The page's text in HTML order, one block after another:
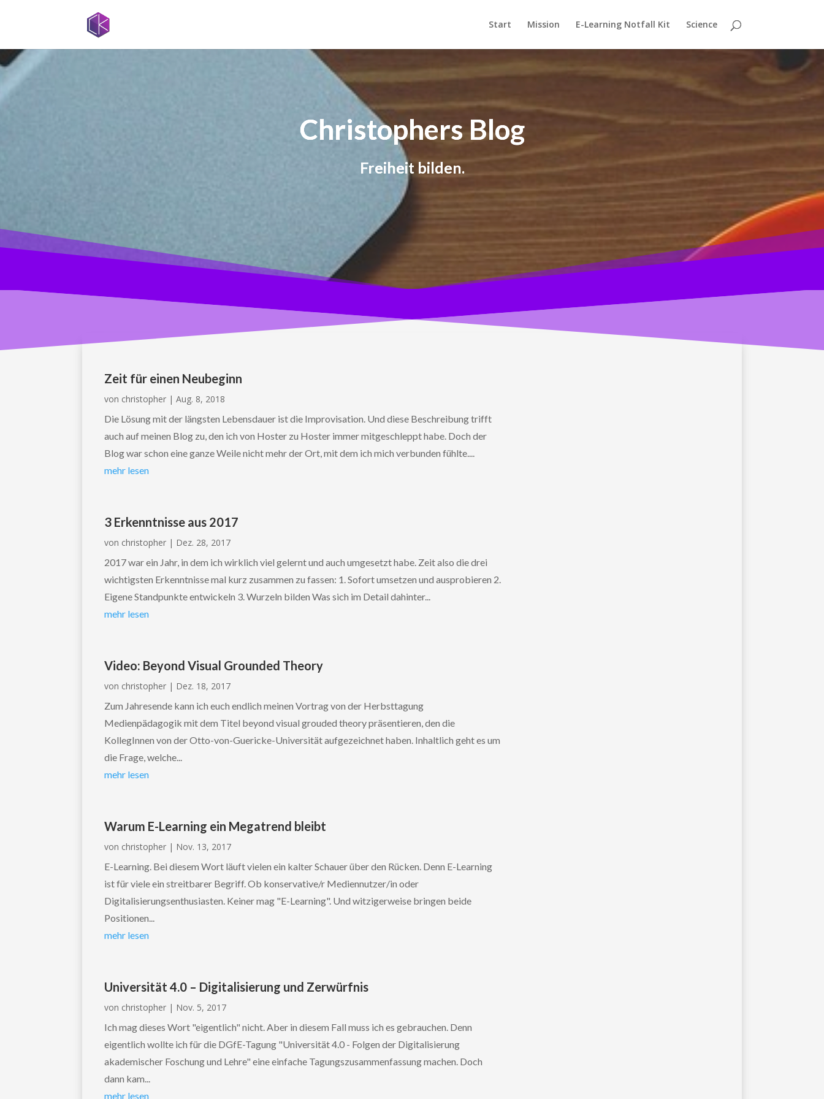
Start Mission E-Learning Notfall Kit Science
Christophers Blog
Freiheit bilden.
Zeit für einen Neubeginn
von christopher |Aug. 8, 2018
Die Lösung mit der längsten Lebensdauer ist die Improvisation. Und diese Beschreibung trifft
auch auf meinen Blog zu, den ich von Hoster zu Hoster immer mitgeschleppt habe. Doch der
Blog war schon eine ganze Weile nicht mehr der Ort, mit dem ich mich verbunden fühlte....
mehr lesen
3 Erkenntnisse aus 2017
von christopher | Dez. 28, 2017
2017 war ein Jahr, in dem ich wirklich viel gelernt und auch umgesetzt habe. Zeit also die drei
wichtigsten Erkenntnisse mal kurz zusammen zu fassen: 1. Sofort umsetzen und ausprobieren 2.
Eigene Standpunkte entwickeln 3. Wurzeln bilden Was sich im Detail dahinter...
mehr lesen
Video: Beyond Visual Grounded Theory
von christopher | Dez. 18, 2017
Zum Jahresende kann ich euch endlich meinen Vortrag von der Herbsttagung
Medienpädagogik mit dem Titel beyond visual grouded theory präsentieren, den die
KollegInnen von der Otto-von-Guericke-Universität aufgezeichnet haben. Inhaltlich geht es um
die Frage, welche...
mehr lesen
Warum E-Learning ein Megatrend bleibt
von christopher | Nov. 13, 2017
E-Learning. Bei diesem Wort läuft vielen ein kalter Schauer über den Rücken. Denn E-Learning
ist für viele ein streitbarer Begriff. Ob konservative/r Mediennutzer/in oder
Digitalisierungsenthusiasten. Keiner mag "E-Learning". Und witzigerweise bringen beide
Positionen...
mehr lesen
Universität 4.0 – Digitalisierung und Zerwürfnis
von christopher | Nov. 5, 2017
Ich mag dieses Wort "eigentlich" nicht. Aber in diesem Fall muss ich es gebrauchen. Denn
eigentlich wollte ich für die DGfE-Tagung "Universität 4.0 - Folgen der Digitalisierung
akademischer Foschung und Lehre" eine einfache Tagungszusammenfassung machen. Doch
dann kam...
mehr lesen